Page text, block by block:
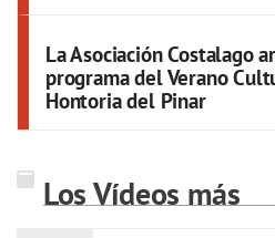
La Asociación Costalago
programa del Verano
Hontoria del Pinar
Los Vídeos más